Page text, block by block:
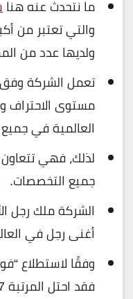
ما نتحدث عنه هنا
والتي تعتبر من
ولديها عدد من
تعمل الشركة وفق
مستوى الاحتراف
العالمية في
لذلك، فهي
جميع التخصصات.
الشركة ملك رجل
أغنى رجل في
وفقًا لاستطلاع
فقد احتل المرتبة 577 بين أغنى رجال العالم.